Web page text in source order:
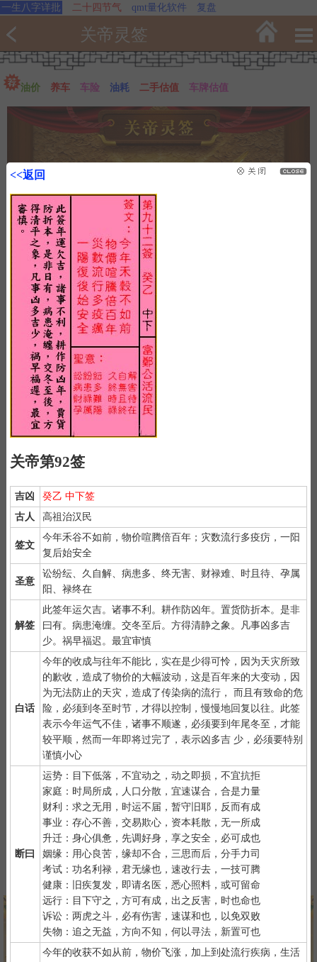
一生八字详批 二十四节气 qmt量化软件 复盘
关帝灵签
油价 养车 车险 油耗 二手估值 车牌估值
<<返回
关帝第92签
吉凶
癸乙 中下签
古人
高祖治汉民
签文
今年禾谷不如前，物价喧腾倍百年；灾数流行多疫疠，一阳
复后始安全
圣意
讼纷纭、久自解、病患多、终无害、财禄难、时且待、孕属
阳、禄终在
解签
此签年运欠吉。诸事不利。耕作防凶年。置货防折本。是非
曰有。病患淹缠。交冬至后。方得清静之象。凡事凶多吉
少。祸早福迟。最宜审慎
白话
今年的收成与往年不能比，实在是少得可怜，因为天灾所致
的歉收，造成了物价的大幅波动，这是百年来的大变动，因
为无法防止的天灾，造成了传染病的流行， 而且有致命的危
险，必须到冬至时节，才得以控制，慢慢地回复以往。此签
表示今年运气不佳，诸事不顺遂，必须要到年尾冬至，才能
较平顺，然而一年即将过完了，表示凶多吉 少，必须要特别
谨慎小心
断曰
运势：目下低落，不宜动之，动之即损，不宜抗拒
家庭：时局所成，人口分散，宜速谋合，合是力量
财利：求之无用，时运不届，暂守旧耶，反而有成
事业：存心不善，交易欺心，资本耗散，无一所成
升迁：身心俱惫，先调好身，享之安全，必可成也
姻缘：用心良苦，缘却不合，三思而后，分手力司
考试：功名利禄，君无缘也，速改行去，一技可腾
健康：旧疾复发，即请名医，悉心照料，或可留命
远行：目下守之，方可有成，出之反害，时也命也
诉讼：两虎之斗，必有伤害，速谋和也，以免双败
失物：追之无益，方向不知，何以寻法，新置可也
今年的收获不如从前，物价飞涨，加上到处流行疾病，生活
1）抽签前先合手默念【关帝老爷，指点迷经】三遍。
2）默念自己姓名、出生日期，年龄、现在居住地址、请求指点的
事情。点上面的签筒开始抽签！
抽签的时间：中午十二点左右和晚上十一点前或者后，晚上十
一点是阴阳相接之时，最适宜抽签，抽签的信息也最准确；房事后
和打雷下大雨时不要抽签，因为此时信息不稳。
紫微详批 奇门遁甲 梅花易数 六壬测事
八字终身运 河洛一生婚禄 精品轮回书 韦千里批命